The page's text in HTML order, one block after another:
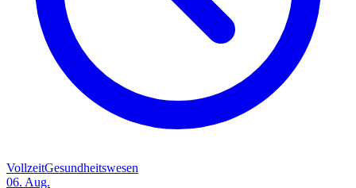
VollzeitGesundheitswesen
06. Aug.